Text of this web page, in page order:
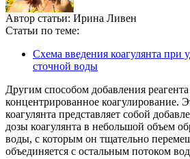
Автор статьи: Ирина Ливен
Статьи по теме:
Схема введения коагулянта при
сточной воды
Другим способом добавления реагента
концентрированное коагулирование.
коагулянта представляет собой
дозы коагулянта в небольшой объем
воды, с которым он тщательно
объединяется с остальным потоком